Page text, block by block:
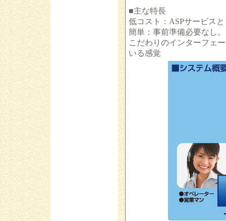
■主な特長
低コスト：ASPサービス
簡単：事前準備必要なし
こだわりのインターフェ
いる感覚